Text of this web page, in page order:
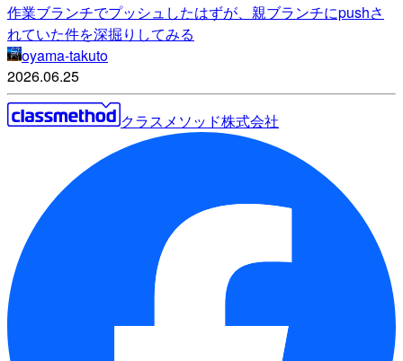
作業ブランチでプッシュしたはずが、親ブランチにpushさ
れていた件を深掘りしてみる
oyama-takuto
2026.06.25
クラスメソッド株式会社